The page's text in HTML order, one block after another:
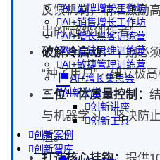
AI+品牌增长工作坊
AI+销售增长工作坊
AI+增长黑客训练营
AI+设计思维训练营
AI+敏捷管理训练营
AI+增长集思会
创新学堂
创新讲座
创新工具
创新案例
创新智库
反馈机制，精准激励
出的“超级创作者”。
破解冷启动：早期必
“种子用户”，建立极
三位一体质量控制：
与机器学习，坚决防
值。